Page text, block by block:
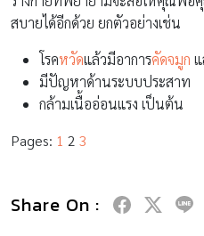
สบายได้อีกด้วย ยกตัวอย่างเช่น
โรคหวัดแล้วมีอาการคัดจมูก
มีปัญหาด้านระบบประสาท
กล้ามเนื้ออ่อนแรง เป็นต้น
Pages: 1 2 3
Share On :